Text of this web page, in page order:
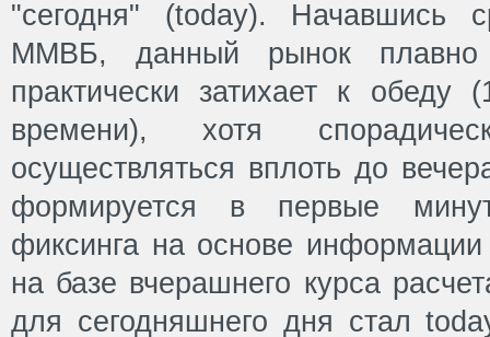
"сегодня" (today). Начавшись
ММВБ, данный рынок плавно
практически затихает к обеду
времени), хотя
осуществляться вплоть до
формируется в первые
фиксинга на основе
на базе вчерашнего курса
для сегодняшнего дня стал